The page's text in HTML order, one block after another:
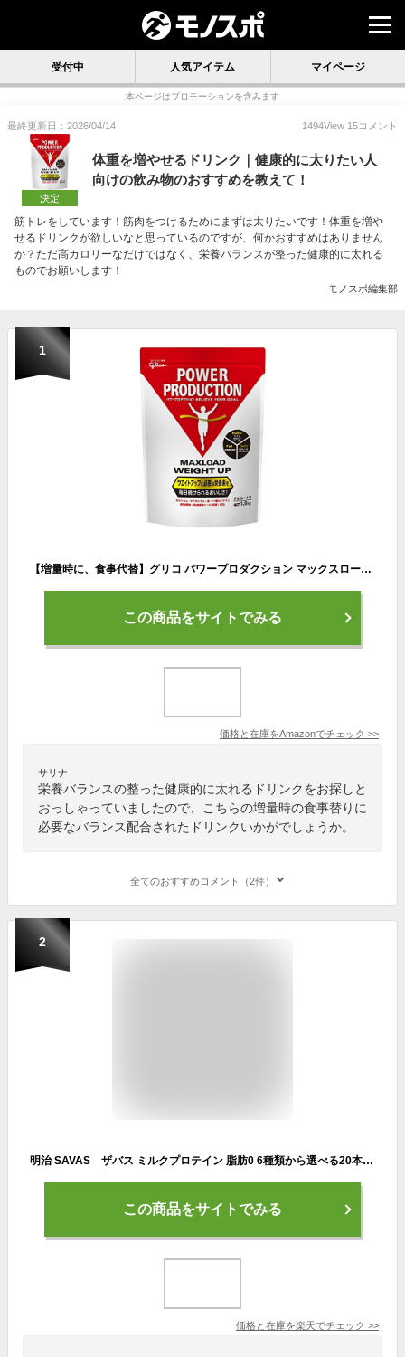
受付中 人気アイテム マイページ
本ページはプロモーションを含みます
最終更新日：2026/04/14 1494View 15コメント
決定
体重を増やせるドリンク｜健康的に太りたい人
向けの飲み物のおすすめを教えて！
筋トレをしています！筋肉をつけるためにまずは太りたいです！体重を増や
せるドリンクが欲しいなと思っているのですが、何かおすすめはありません
か？ただ高カロリーなだけではなく、栄養バランスが整った健康的に太れる
ものでお願いします！
モノスポ編集部
1
【増量時に、食事代替】グリコ パワープロダクション マックスロード ウエイトアップ チョコレート味 1.0kg【使用目安 約15食分】 ウエイトゲイナー 3種類のプロテイン配合(ホエイ、カゼイン、大豆) カルシウム 鉄 ビタミン グルタミン マグネシウム 乳酸菌配合
この商品をサイトでみる
価格と在庫をAmazonでチェック >>
サリナ
栄養バランスの整った健康的に太れるドリンクをお探しと
おっしゃっていましたので、こちらの増量時の食事替りに
必要なバランス配合されたドリンクいかがでしょうか。
全てのおすすめコメント（2件）
2
明治 SAVAS ザバス ミルクプロテイン 脂肪0 6種類から選べる20本セット 各10本 （計20本）meiji【送料無料】【代引き不可】
この商品をサイトでみる
価格と在庫を楽天でチェック >>